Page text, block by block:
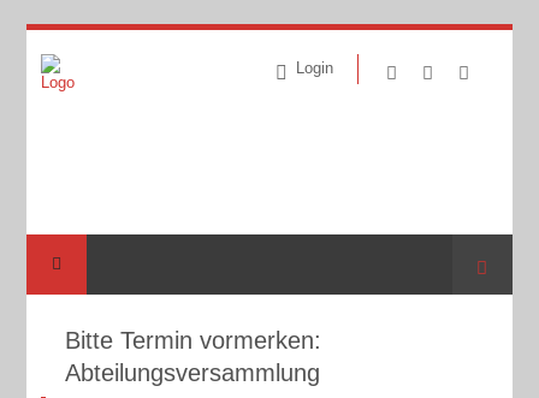
Login
Suche
Bitte Termin vormerken:
Abteilungsversammlung